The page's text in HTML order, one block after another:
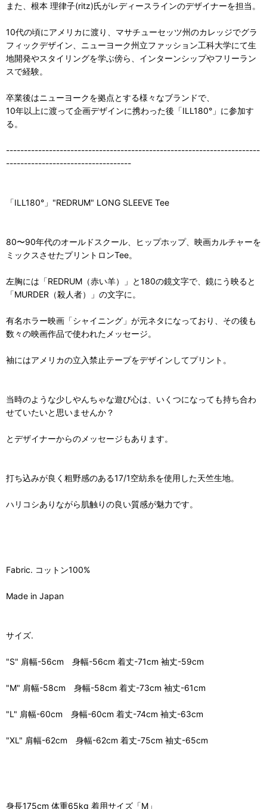
また、根本 理律子(ritz)氏がレディースラインのデザイナーを担当。
10代の頃にアメリカに渡り、マサチューセッツ州のカレッジでグラ
フィックデザイン、ニューヨーク州立ファッション工科大学にて生
地開発やスタイリングを学ぶ傍ら、インターンシップやフリーラン
スで経験。
卒業後はニューヨークを拠点とする様々なブランドで、
10年以上に渡って企画デザインに携わった後「ILL180°」に参加す
る。
-----------------------------------------------------------------------
-----------------------------------
「ILL180°」"REDRUM" LONG SLEEVE Tee
80〜90年代のオールドスクール、ヒップホップ、映画カルチャーを
ミックスさせたプリントロンTee。
左胸には「REDRUM（赤い羊）」と180の鏡文字で、鏡にう映ると
「MURDER（殺人者）」の文字に。
有名ホラー映画「シャイニング」が元ネタになっており、その後も
数々の映画作品で使われたメッセージ。
袖にはアメリカの立入禁止テープをデザインしてプリント。
当時のような少しやんちゃな遊び心は、いくつになっても持ち合わ
せていたいと思いませんか？
とデザイナーからのメッセージもあります。
打ち込みが良く粗野感のある17/1空紡糸を使用した天竺生地。
ハリコシありながら肌触りの良い質感が魅力です。
Fabric. コットン100%
Made in Japan
サイズ.
"S" 肩幅-56cm 身幅-56cm 着丈-71cm 袖丈-59cm
"M" 肩幅-58cm 身幅-58cm 着丈-73cm 袖丈-61cm
"L" 肩幅-60cm 身幅-60cm 着丈-74cm 袖丈-63cm
"XL" 肩幅-62cm 身幅-62cm 着丈-75cm 袖丈-65cm
身長175cm 体重65kg 着用サイズ「M」